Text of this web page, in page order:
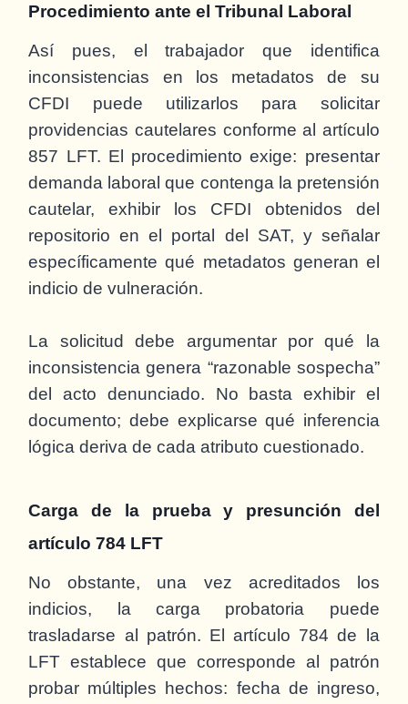
Procedimiento ante el Tribunal Laboral
Así pues, el trabajador que identifica
inconsistencias en los metadatos de su
CFDI puede utilizarlos para solicitar
providencias cautelares conforme al artículo
857 LFT. El procedimiento exige: presentar
demanda laboral que contenga la pretensión
cautelar, exhibir los CFDI obtenidos del
repositorio en el portal del SAT, y señalar
específicamente qué metadatos generan el
indicio de vulneración.
La solicitud debe argumentar por qué la
inconsistencia genera “razonable sospecha”
del acto denunciado. No basta exhibir el
documento; debe explicarse qué inferencia
lógica deriva de cada atributo cuestionado.
Carga de la prueba y presunción del
artículo 784 LFT
No obstante, una vez acreditados los
indicios, la carga probatoria puede
trasladarse al patrón. El artículo 784 de la
LFT establece que corresponde al patrón
probar múltiples hechos: fecha de ingreso,